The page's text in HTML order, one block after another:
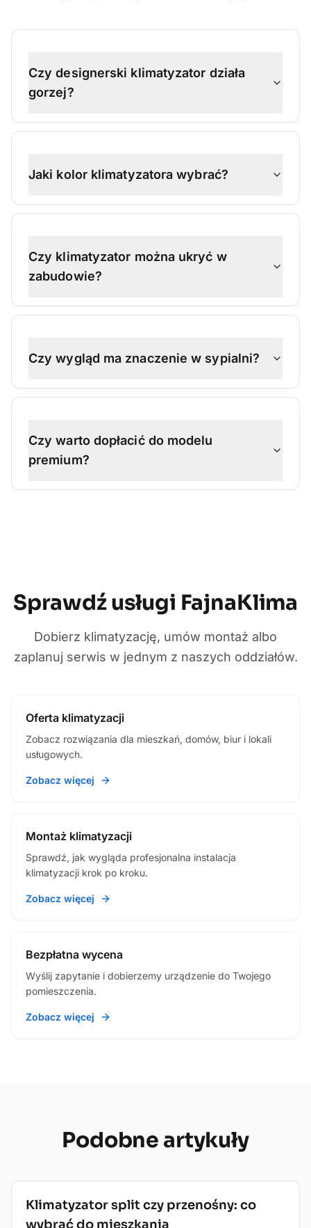
Czy designerski klimatyzator działa
gorzej?
Jaki kolor klimatyzatora wybrać?
Czy klimatyzator można ukryć w
zabudowie?
Czy wygląd ma znaczenie w sypialni?
Czy warto dopłacić do modelu
premium?
Sprawdź usługi FajnaKlima
Dobierz klimatyzację, umów montaż albo
zaplanuj serwis w jednym z naszych oddziałów.
Oferta klimatyzacji
Zobacz rozwiązania dla mieszkań, domów, biur i lokali
usługowych.
Zobacz więcej
Montaż klimatyzacji
Sprawdź, jak wygląda profesjonalna instalacja
klimatyzacji krok po kroku.
Zobacz więcej
Bezpłatna wycena
Wyślij zapytanie i dobierzemy urządzenie do Twojego
pomieszczenia.
Zobacz więcej
Podobne artykuły
Poradnik
Klimatyzator split czy przenośny: co
wybrać do mieszkania